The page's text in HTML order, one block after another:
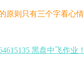
原则只有三个字看心
黑盘中飞作业